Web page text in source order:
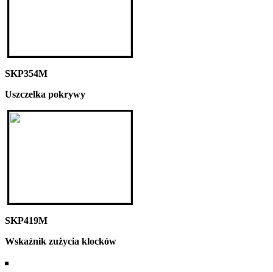
SKP354M
Uszczelka pokrywy
SKP419M
Wskaźnik zużycia klocków